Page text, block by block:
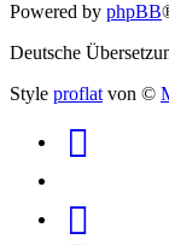
Powered by phpBB
Deutsche
Style proflat von ©